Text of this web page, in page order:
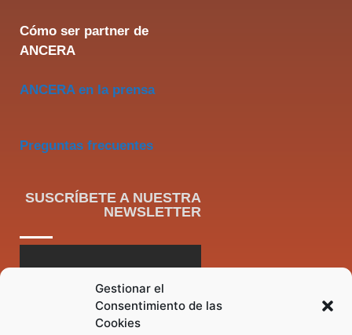
Gestionar el
Consentimiento de las
Cookies
Cómo ser partner de
ANCERA
ANCERA en la prensa
Preguntas frecuentes
SUSCRÍBETE A NUESTRA
NEWSLETTER